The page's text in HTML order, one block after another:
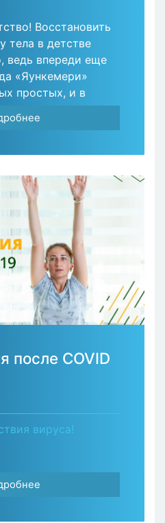
Восстановить
тела в детстве
ведь впереди еще
«Яункемери»
простых, и в
после COVID
вируса!